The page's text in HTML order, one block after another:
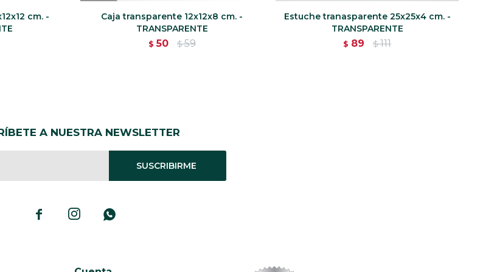
cm. -
Caja transparente 12x12x8 cm. -
TRANSPARENTE
$ 50 $ 59
Estuche tranasparente 25x25x4 cm. -
TRANSPARENTE
$ 89 $ 111
A NUESTRA NEWSLETTER
SUSCRIBIRME
  